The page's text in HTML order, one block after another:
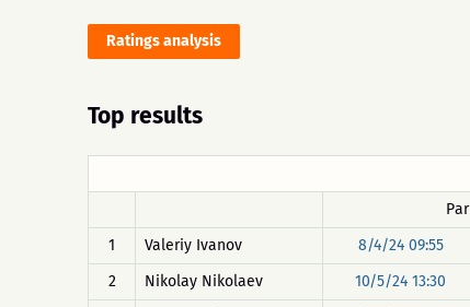
Ratings analysis
Top results
Par
1
Valeriy Ivanov 8/4/24 09:55
2
Nikolay Nikolaev 10/5/24 13:30